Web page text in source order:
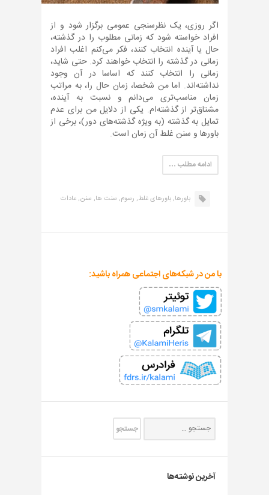
اگر روزی، یک نظرسنجی عمومی برگزار شود و از
افراد خواسته شود که زمانی مطلوب را در گذشته،
حال یا آینده انتخاب کنند، فکر می‌کنم اغلب افراد
زمانی در گذشته را انتخاب خواهند کرد. حتی شاید،
زمانی را انتخاب کنند که اساسا در آن وجود
نداشته‌اند. اما من شخصا، زمان حال را، به مراتب
زمان مناسب‌تری می‌دانم و نسبت به آینده،
مشتاق‌تر از گذشته‌ام. یکی از دلایل من برای عدم
تمایل به گذشته (به ویژه گذشته‌های دور)، برخی از
باورها و سنن غلط آن زمان است.
ادامه مطلب …
باورها,باورهای غلط, رسوم, سنت ها, سنن,عادات
با من در شبکه‌های اجتماعی همراه باشید:
آخرین نوشته‌ها